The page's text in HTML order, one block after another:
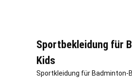
Sportbekleidung für
Kids
Sportkleidung für Badminton-